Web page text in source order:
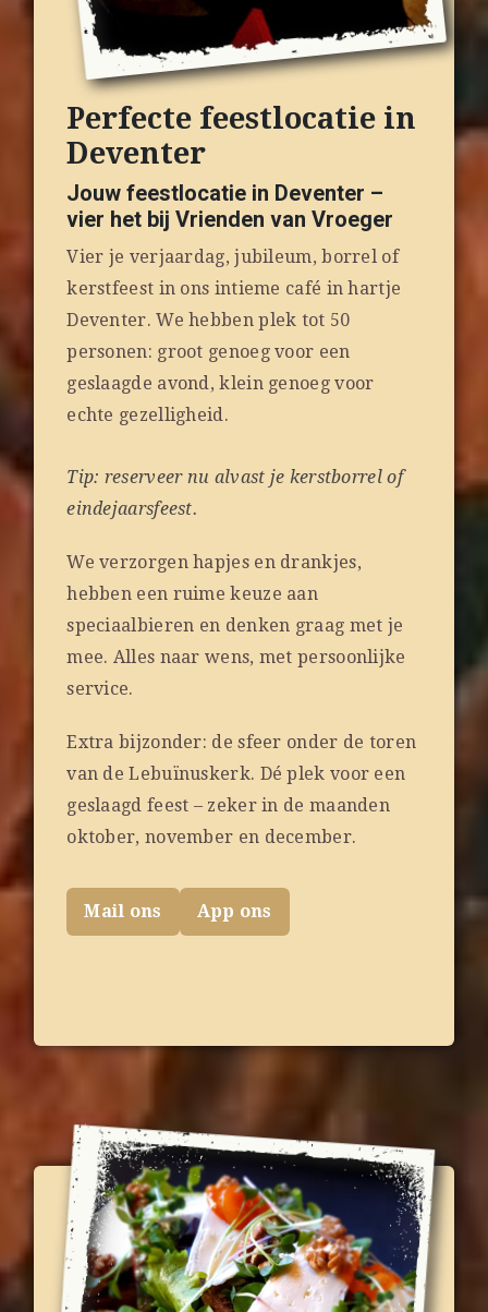
Perfecte feestlocatie in
Deventer
Jouw feestlocatie in Deventer –
vier het bij Vrienden van Vroeger
Vier je verjaardag, jubileum, borrel of
kerstfeest in ons intieme café in hartje
Deventer. We hebben plek tot 50
personen: groot genoeg voor een
geslaagde avond, klein genoeg voor
echte gezelligheid.
Tip: reserveer nu alvast je kerstborrel of
eindejaarsfeest.
We verzorgen hapjes en drankjes,
hebben een ruime keuze aan
speciaalbieren en denken graag met je
mee. Alles naar wens, met persoonlijke
service.
Extra bijzonder: de sfeer onder de toren
van de Lebuïnuskerk. Dé plek voor een
geslaagd feest – zeker in de maanden
oktober, november en december.
Mail ons App ons